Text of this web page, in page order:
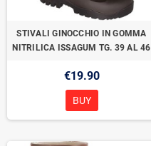
STIVALI GINOCCHIO IN GOMMA
NITRILICA ISSAGUM TG. 39 AL 46
€19.90
BUY